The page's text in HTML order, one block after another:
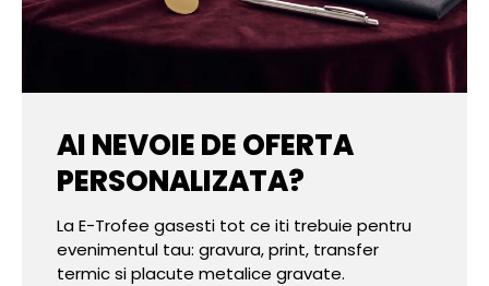
AI NEVOIE DE OFERTA
PERSONALIZATA?
La E-Trofee gasesti tot ce iti trebuie pentru
evenimentul tau: gravura, print, transfer
termic si placute metalice gravate.